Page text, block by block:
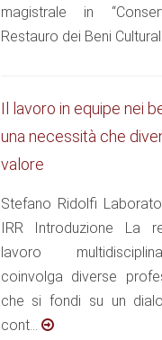
magistrale in
Restauro dei Beni
Il lavoro in equipe nei
una necessità che
valore
Stefano Ridolfi
IRR Introduzione La
lavoro
coinvolga diverse
che si fondi su un
cont...